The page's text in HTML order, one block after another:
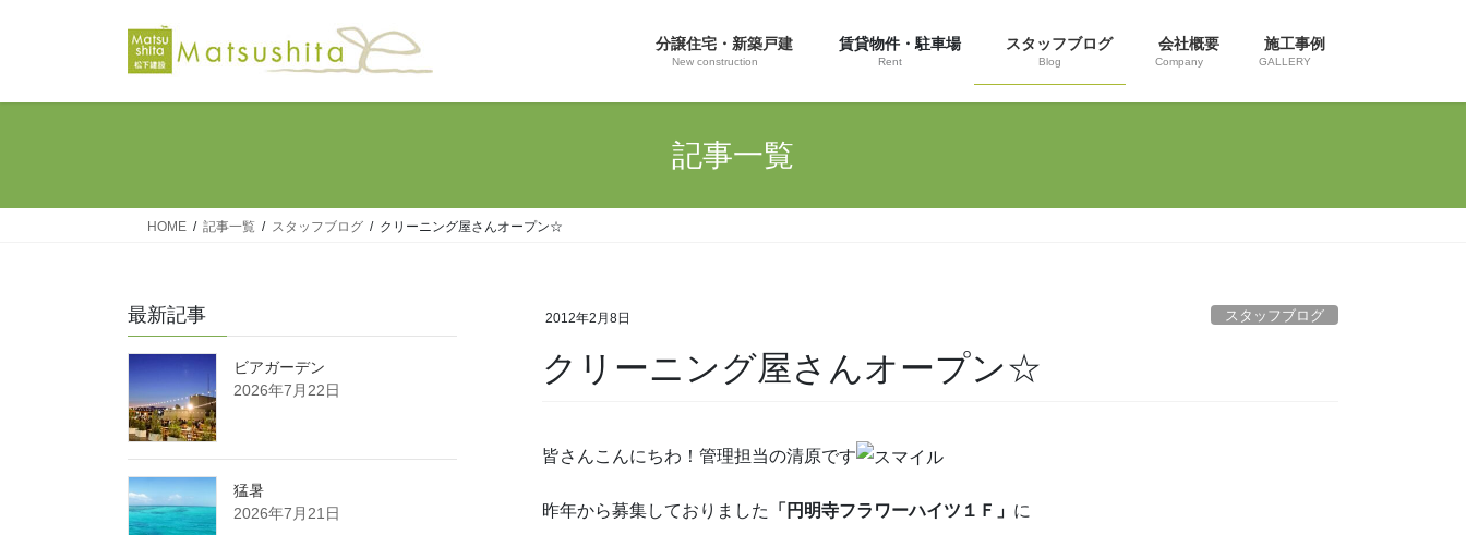
分譲住宅・新築戸建
New construction
賃貸物件・駐車場
Rent
スタッフブログ
Blog
会社概要
Company
施工事例
GALLERY
記事一覧
HOME 記事一覧 スタッフブログ クリーニング屋さんオープン☆
2012年2月8日 スタッフブログ
クリーニング屋さんオープン☆
皆さんこんにちわ！管理担当の清原です
昨年から募集しておりました 「円明寺フラワーハイツ１Ｆ」 に
最新記事
ビアガーデン
2026年7月22日
猛暑
2026年7月21日